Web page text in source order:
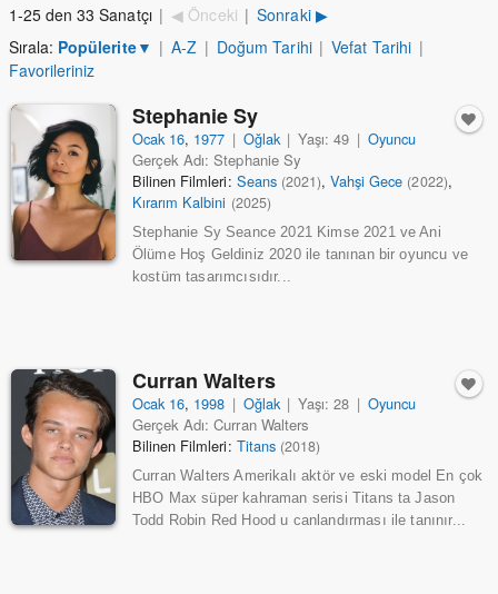
1-25 den 33 Sanatçı | ◀ Önceki | Sonraki ▶
Sırala: Popülerite▼ | A-Z | Doğum Tarihi | Vefat Tarihi |
Favorileriniz
Stephanie Sy
Ocak 16, 1977 | Oğlak | Yaşı: 49 | Oyuncu
Gerçek Adı: Stephanie Sy
Bilinen Filmleri: Seans (2021),Vahşi Gece (2022),
Kırarım Kalbini (2025)
Stephanie Sy Seance 2021 Kimse 2021 ve Ani
Ölüme Hoş Geldiniz 2020 ile tanınan bir oyuncu ve
kostüm tasarımcısıdır...
Curran Walters
Ocak 16, 1998 | Oğlak | Yaşı: 28 | Oyuncu
Gerçek Adı: Curran Walters
Bilinen Filmleri: Titans (2018)
Curran Walters Amerikalı aktör ve eski model En çok
HBO Max süper kahraman serisi Titans ta Jason
Todd Robin Red Hood u canlandırması ile tanınır...